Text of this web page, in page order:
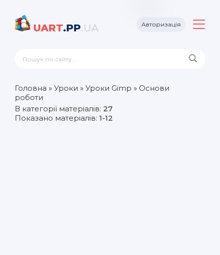
UART.PP.UA Авторизація
Головна » Уроки » Уроки Gimp » Основи
роботи
В категорії матеріалів: 27
Показано матеріалів: 1-12